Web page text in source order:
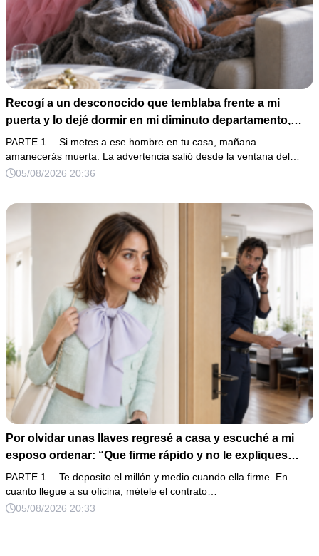
Recogí a un desconocido que temblaba frente a mi
puerta y lo dejé dormir en mi diminuto departamento,
aunque mi único familiar me advirtió: “Ese hombre no es
una víctima”. Le curé una herida profunda y me fui a
dormir. Al amanecer, él ya no estaba, pero su anillo,
pesadilla inesperada.
PARTE 1 —Si metes a ese hombre en tu casa, mañana
amanecerás muerta. La advertencia salió desde la ventana del…
05/08/2026 20:36
Por olvidar unas llaves regresé a casa y escuché a mi
esposo ordenar: “Que firme rápido y no le expliques
nada”. En lugar de enfrentarlo, llevé la grabación a mi
oficina y esperé a que su cómplice apareciera con los
documentos. El fraude por 12 millones era grave, pero el
PARTE 1 —Te deposito el millón y medio cuando ella firme. En
cuanto llegue a su oficina, métele el contrato…
05/08/2026 20:33